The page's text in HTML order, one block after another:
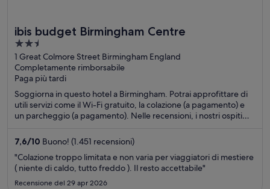
ibis budget Birmingham Centre
2.5
out
of
5
1 Great Colmore Street Birmingham England
Completamente rimborsabile
Paga più tardi
Soggiorna in questo hotel a Birmingham. Potrai approfittare di
utili servizi come il Wi-Fi gratuito, la colazione (a pagamento) e
un parcheggio (a pagamento). Nelle recensioni, i nostri ospiti
pulite. Nelle vicinanze si trovano i seguenti luoghi d'interesse:
Utilita Arena Birmingham e Bullring & Grand Central.
7,6/10 Buono! (1.451 recensioni)
"Colazione troppo limitata e non varia per viaggiatori di mestiere
( niente di caldo, tutto freddo ). Il resto accettabile"
Recensione del 29 apr 2026